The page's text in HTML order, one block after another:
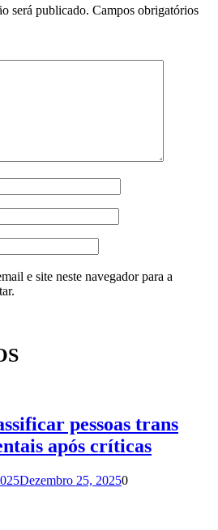
será publicado. Campos obrigatórios
e site neste navegador para a
pessoas trans
após críticas
Dezembro 25, 20250